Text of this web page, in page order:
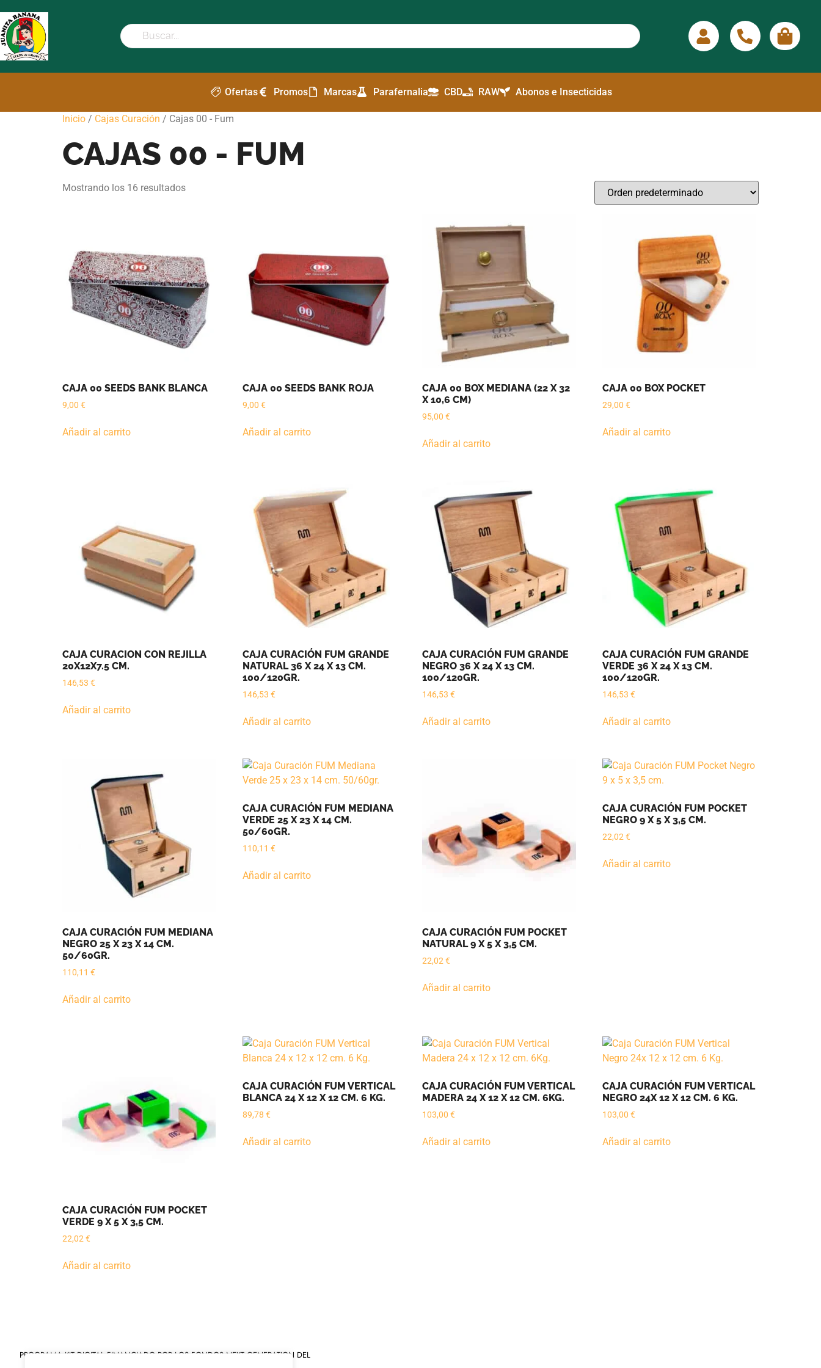
Ofertas Promos Marcas Parafernalia CBD RAW Abonos e Insecticidas
Inicio / Cajas Curación / Cajas 00 - Fum
CAJAS 00 - FUM
Mostrando los 16 resultados
CAJA 00 SEEDS BANK BLANCA
9,00 €
Añadir al carrito
CAJA 00 SEEDS BANK ROJA
9,00 €
Añadir al carrito
CAJA 00 BOX MEDIANA (22 X 32
X 10,6 CM)
95,00€
Añadir al carrito
CAJA 00 BOX POCKET
29,00€
Añadir al carrito
CAJA CURACION CON REJILLA
20X12X7.5 CM.
146,53 €
Añadir al carrito
CAJA CURACIÓN FUM GRANDE
NATURAL 36 X 24 X 13 CM.
100/120GR.
146,53 €
Añadir al carrito
CAJA CURACIÓN FUM GRANDE
NEGRO 36 X 24 X 13 CM.
100/120GR.
146,53€
Añadir al carrito
CAJA CURACIÓN FUM GRANDE
VERDE 36 X 24 X 13 CM.
100/120GR.
146,53€
Añadir al carrito
CAJA CURACIÓN FUM MEDIANA
NEGRO 25 X 23 X 14 CM.
50/60GR.
110,11 €
Añadir al carrito
CAJA CURACIÓN FUM MEDIANA
VERDE 25 X 23 X 14 CM.
50/60GR.
110,11 €
Añadir al carrito
CAJA CURACIÓN FUM POCKET
NATURAL 9 X 5 X 3,5 CM.
22,02€
Añadir al carrito
CAJA CURACIÓN FUM POCKET
NEGRO 9 X 5 X 3,5 CM.
22,02€
Añadir al carrito
CAJA CURACIÓN FUM POCKET
VERDE 9 X 5 X 3,5 CM.
22,02 €
Añadir al carrito
CAJA CURACIÓN FUM VERTICAL
BLANCA 24 X 12 X 12 CM. 6 KG.
89,78 €
Añadir al carrito
CAJA CURACIÓN FUM VERTICAL
MADERA 24 X 12 X 12 CM. 6KG.
103,00€
Añadir al carrito
CAJA CURACIÓN FUM VERTICAL
NEGRO 24X 12 X 12 CM. 6 KG.
103,00€
Añadir al carrito
PROGRAMA KIT DIGITAL FINANCIADO POR LOS FONDOS NEXT GENERATION DEL